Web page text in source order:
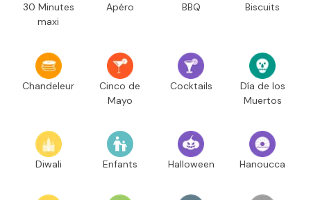
30 Minutes
maxi
Apéro BBQ Biscuits
Chandeleur
Cinco de
Mayo
Cocktails
Día de los
Muertos
Diwali Enfants Halloween Hanoucca